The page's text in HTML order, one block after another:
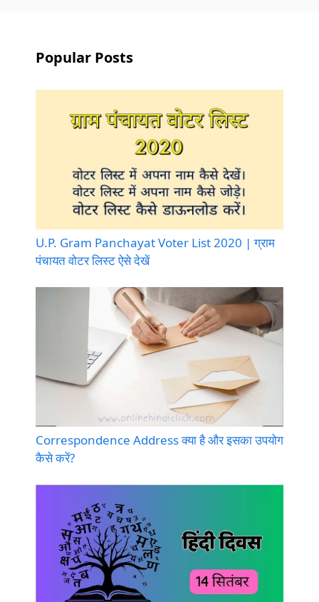
Popular Posts
U.P. Gram Panchayat Voter List 2020 | ग्राम
पंचायत वोटर लिस्ट ऐसे देखें
Correspondence Address क्या है और इसका उपयोग
कैसे करें?